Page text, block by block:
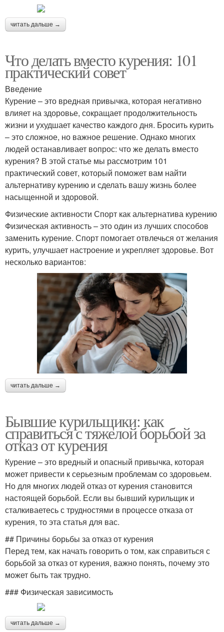
читать дальше →
Что делать вместо курения: 101
практический совет
Введение
Курение – это вредная привычка, которая негативно
влияет на здоровье, сокращает продолжительность
жизни и ухудшает качество каждого дня. Бросить курить
– это сложное, но важное решение. Однако многих
людей останавливает вопрос: что же делать вместо
курения? В этой статье мы рассмотрим 101
практический совет, который поможет вам найти
альтернативу курению и сделать вашу жизнь более
насыщенной и здоровой.
Физические активности Спорт как альтернатива курению
Физическая активность – это один из лучших способов
заменить курение. Спорт помогает отвлечься от желания
курить, улучшает настроение и укрепляет здоровье. Вот
несколько вариантов:
читать дальше →
Бывшие курильщики: как
справиться с тяжелой борьбой за
отказ от курения
Курение – это вредный и опасный привычка, которая
может привести к серьезным проблемам со здоровьем.
Но для многих людей отказ от курения становится
настоящей борьбой. Если вы бывший курильщик и
сталкиваетесь с трудностями в процессе отказа от
курения, то эта статья для вас.
## Причины борьбы за отказ от курения
Перед тем, как начать говорить о том, как справиться с
борьбой за отказ от курения, важно понять, почему это
может быть так трудно.
### Физическая зависимость
читать дальше →